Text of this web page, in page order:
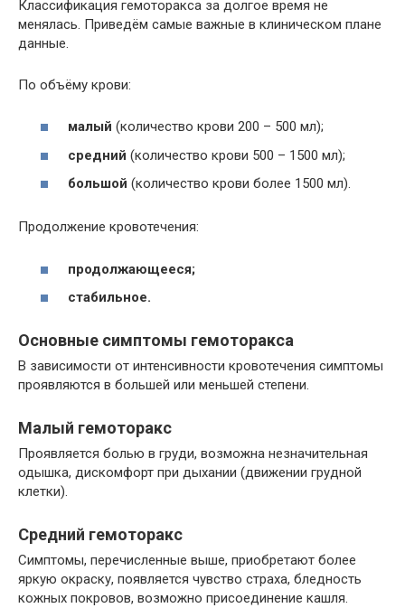
Классификация гемоторакса за долгое время не
менялась. Приведём самые важные в клиническом плане
данные.
По объёму крови:
малый (количество крови 200 – 500 мл);
средний (количество крови 500 – 1500 мл);
большой (количество крови более 1500 мл).
Продолжение кровотечения:
продолжающееся;
стабильное.
Основные симптомы гемоторакса
В зависимости от интенсивности кровотечения симптомы
проявляются в большей или меньшей степени.
Малый гемоторакс
Проявляется болью в груди, возможна незначительная
одышка, дискомфорт при дыхании (движении грудной
клетки).
Средний гемоторакс
Симптомы, перечисленные выше, приобретают более
яркую окраску, появляется чувство страха, бледность
кожных покровов, возможно присоединение кашля.